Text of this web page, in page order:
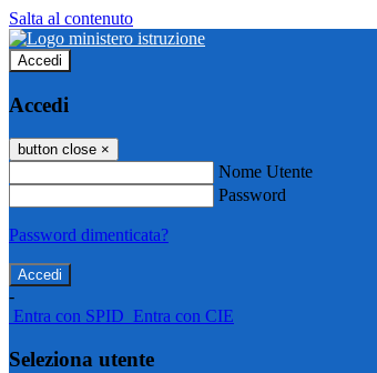
Salta al contenuto
Accedi
Accedi
button close ×
Nome Utente
Password
Password dimenticata?
-
Entra con SPID Entra con CIE
Seleziona utente